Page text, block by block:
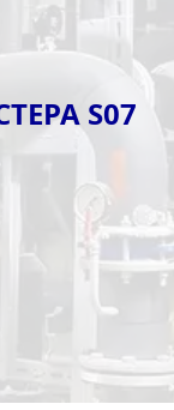
S07